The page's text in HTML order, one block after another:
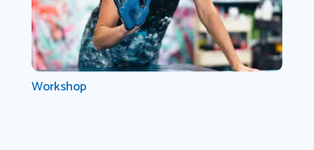
Workshop